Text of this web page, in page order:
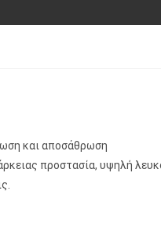
και αποσάθρωση
προστασία, υψηλή